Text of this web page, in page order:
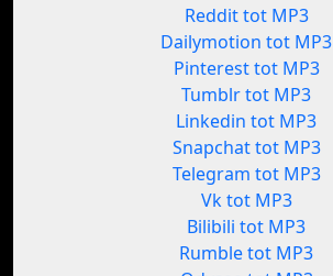
Reddit tot MP3
Dailymotion tot MP3
Pinterest tot MP3
Tumblr tot MP3
Linkedin tot MP3
Snapchat tot MP3
Telegram tot MP3
Vk tot MP3
Bilibili tot MP3
Rumble tot MP3